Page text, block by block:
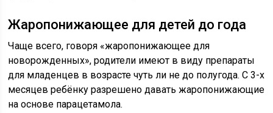
Жаропонижающее для детей до года
Чаще всего, говоря «жаропонижающее для
новорожденных», родители имеют в виду препараты
для младенцев в возрасте чуть ли не до полугода. С 3-х
месяцев ребёнку разрешено давать жаропонижающие
на основе парацетамола.